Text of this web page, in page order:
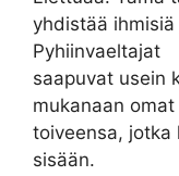
yhdistää
Pyhiinvaeltajat
saapuvat usein
mukanaan
toiveensa, jotka
sisään.